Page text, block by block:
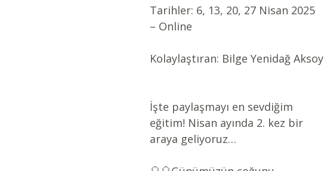
Tarihler: 6, 13, 20, 27 Nisan 2025
– Online
Kolaylaştıran: Bilge Yenidağ Aksoy
İşte paylaşmayı en sevdiğim
eğitim! Nisan ayında 2. kez bir
araya geliyoruz…